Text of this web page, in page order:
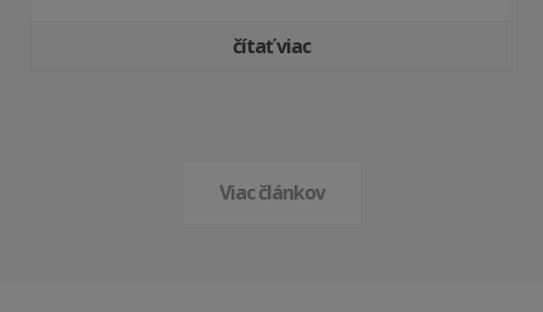
čítať viac
Viac článkov